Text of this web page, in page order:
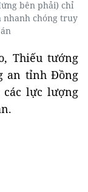
bên phải) chỉ
nhanh chóng truy
Thiếu tướng
an tỉnh Đồng
lực lượng